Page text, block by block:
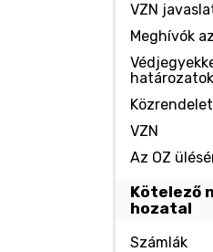
VZN
Meghívók
határozatok
VZN
Az OZ
Kötelező
hozatal
Számlák